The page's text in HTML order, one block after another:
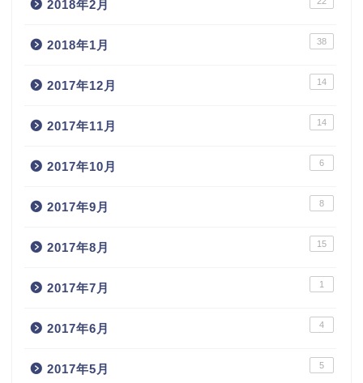
2018年2月
2018年1月 38
2017年12月 14
2017年11月 14
2017年10月 6
2017年9月 8
2017年8月 15
2017年7月 1
2017年6月 4
2017年5月 5